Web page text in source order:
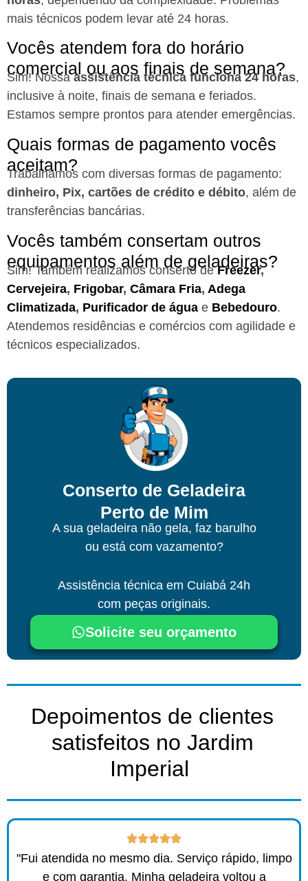
mais técnicos podem levar até 24 horas.
Vocês atendem fora do horário
comercial ou aos finais de semana?
Sim! Nossaassistência técnica funciona 24 horas,
inclusive à noite, finais de semana e feriados.
Estamos sempre prontos para atender emergências.
Quais formas de pagamento vocês
aceitam?
Trabalhamos com diversas formas de pagamento:
dinheiro, Pix, cartões de crédito e débito, além de
transferências bancárias.
Vocês também consertam outros
equipamentos além de geladeiras?
Sim! Também realizamos conserto deFreezer,
Cervejeira, Frigobar, Câmara Fria, Adega
Climatizada, Purificador de água e Bebedouro.
Atendemos residências e comércios com agilidade e
técnicos especializados.
Conserto de Geladeira
Perto de Mim
A sua geladeira não gela, faz barulho
ou está com vazamento?
Assistência técnica em Cuiabá 24h
com peças originais.
Solicite seu orçamento
Depoimentos de clientes
satisfeitos no Jardim
Imperial ​
"Fui atendida no mesmo dia. Serviço rápido, limpo
e com garantia. Minha geladeira voltou a